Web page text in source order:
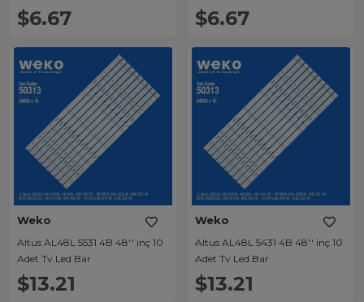
$6.67 $6.67
Weko
Altus AL48L 5531 4B 48'' inç 10
Adet Tv Led Bar
$13.21
Weko
Altus AL48L 5431 4B 48'' inç 10
Adet Tv Led Bar
$13.21